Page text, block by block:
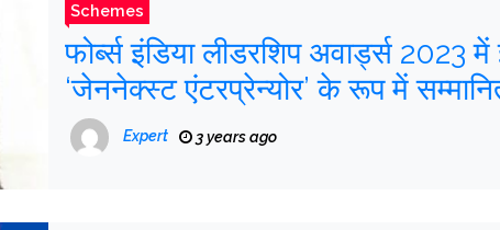
Schemes
फोर्ब्स इंडिया लीडरशिप अवार्ड्स 2023
‘जेननेक्स्ट एंटरप्रेन्योर’ के रूप में
Expert 3 years ago